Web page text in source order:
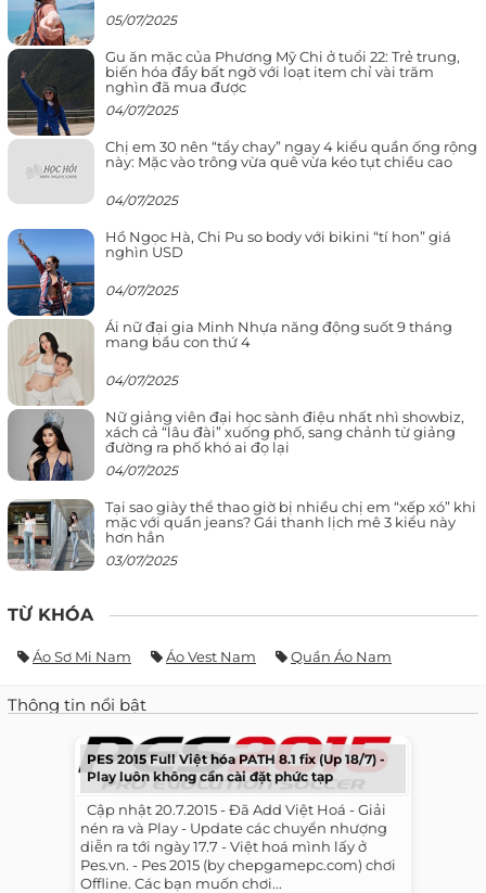
05/07/2025
Gu ăn mặc của Phương Mỹ Chi ở tuổi 22: Trẻ trung,
biến hóa đầy bất ngờ với loạt item chỉ vài trăm
nghìn đã mua được
04/07/2025
Chị em 30 nên “tẩy chay” ngay 4 kiểu quần ống rộng
này: Mặc vào trông vừa quê vừa kéo tụt chiều cao
04/07/2025
Hồ Ngọc Hà, Chi Pu so body với bikini “tí hon” giá
nghìn USD
04/07/2025
Ái nữ đại gia Minh Nhựa năng động suốt 9 tháng
mang bầu con thứ 4
04/07/2025
Nữ giảng viên đại học sành điệu nhất nhì showbiz,
xách cả “lâu đài” xuống phố, sang chảnh từ giảng
đường ra phố khó ai đọ lại
04/07/2025
Tại sao giày thể thao giờ bị nhiều chị em “xếp xó” khi
mặc với quần jeans? Gái thanh lịch mê 3 kiểu này
hơn hẳn
03/07/2025
TỪ KHÓA
Áo Sơ Mi Nam Áo Vest Nam Quần Áo Nam
Thông tin nổi bật
PES 2015 Full Việt hóa PATH 8.1 fix (Up 18/7) -
Play luôn không cần cài đặt phức tạp
​ ​ Cập nhật 20.7.2015 - Đã Add Việt Hoá - Giải
nén ra và Play - Update các chuyển nhượng
diễn ra tới ngày 17.7 - Việt hoá mình lấy ở
Pes.vn. - Pes 2015 (by chepgamepc.com) chơi
Offline. Các bạn muốn chơi...